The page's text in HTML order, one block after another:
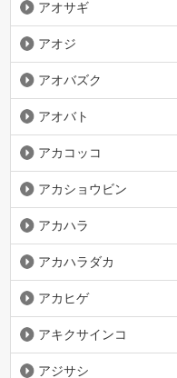
アオサギ
アオジ
アオバズク
アオバト
アカコッコ
アカショウビン
アカハラ
アカハラダカ
アカヒゲ
アキクサインコ
アジサシ